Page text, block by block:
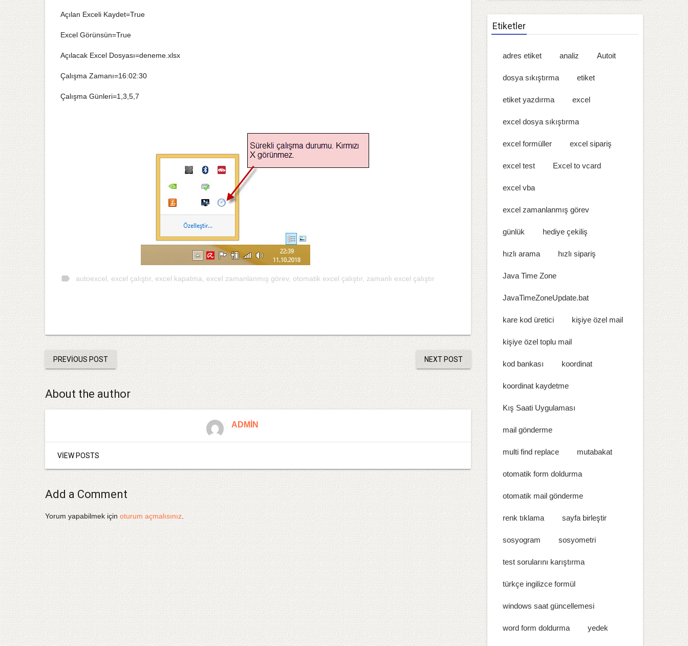
Açılan Exceli Kaydet=True
Excel Görünsün=True
Açılacak Excel Dosyası=deneme.xlsx
Çalışma Zamanı=16:02:30
Çalışma Günleri=1,3,5,7
label autoexcel excel çalıştır excel kapatma excel zamanlanmış görev, otomatik excel çalıştır zamanlı excel çalıştır
PREVIOUS POST NEXT POST
About the author
ADMIN
VIEW POSTS
Add a Comment
Yorum yapabilmek içinoturum açmalısınız
Etiketler
adres etiket analiz Autoit
dosya sıkıştırma etiket
etiket yazdırma excel
excel dosya sıkıştırma
excel formüller excel sipariş
excel test Excel to vcard
excel vba
excel zamanlanmış görev
günlük hediye çekiliş
hızlı arama hızlı sipariş
Java Time Zone
JavaTimeZoneUpdate.bat
kare kod üretici kişiye özel mail
kişiye özel toplu mail
kod bankası koordinat
koordinat kaydetme
Kış Saati Uygulaması
mail gönderme
multi find replace mutabakat
otomatik form doldurma
otomatik mail gönderme
renk tıklama sayfa birleştir
sosyogram sosyometri
test sorularını karıştırma
türkçe ingilizce formül
windows saat güncellemesi
word form doldurma yedek